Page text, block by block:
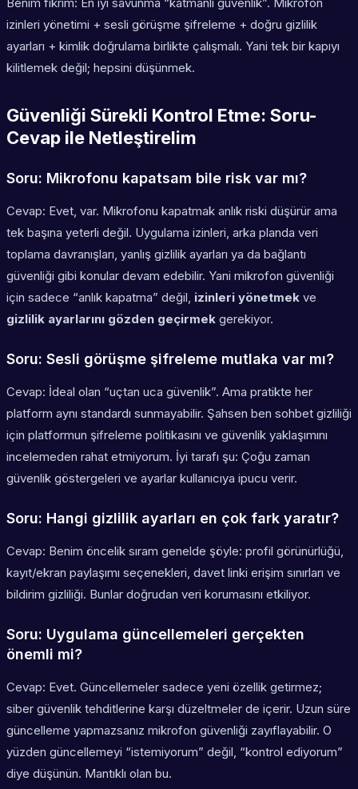
izinleri yönetimi + sesli görüşme şifreleme + doğru gizlilik
ayarları + kimlik doğrulama birlikte çalışmalı. Yani tek bir kapıyı
kilitlemek değil; hepsini düşünmek.
Güvenliği Sürekli Kontrol Etme: Soru-
Cevap ile Netleştirelim
Soru: Mikrofonu kapatsam bile risk var mı?
Cevap: Evet, var. Mikrofonu kapatmak anlık riski düşürür ama
tek başına yeterli değil. Uygulama izinleri, arka planda veri
toplama davranışları, yanlış gizlilik ayarları ya da bağlantı
güvenliği gibi konular devam edebilir. Yani mikrofon güvenliği
için sadece “anlık kapatma” değil, izinleri yönetmek ve
gizlilik ayarlarını gözden geçirmek gerekiyor.
Soru: Sesli görüşme şifreleme mutlaka var mı?
Cevap: İdeal olan “uçtan uca güvenlik”. Ama pratikte her
platform aynı standardı sunmayabilir. Şahsen ben sohbet gizliliği
için platformun şifreleme politikasını ve güvenlik yaklaşımını
incelemeden rahat etmiyorum. İyi tarafı şu: Çoğu zaman
güvenlik göstergeleri ve ayarlar kullanıcıya ipucu verir.
Soru: Hangi gizlilik ayarları en çok fark yaratır?
Cevap: Benim öncelik sıram genelde şöyle: profil görünürlüğü,
kayıt/ekran paylaşımı seçenekleri, davet linki erişim sınırları ve
bildirim gizliliği. Bunlar doğrudan veri korumasını etkiliyor.
Soru: Uygulama güncellemeleri gerçekten
önemli mi?
Cevap: Evet. Güncellemeler sadece yeni özellik getirmez;
siber güvenlik tehditlerine karşı düzeltmeler de içerir. Uzun süre
güncelleme yapmazsanız mikrofon güvenliği zayıflayabilir. O
yüzden güncellemeyi “istemiyorum” değil, “kontrol ediyorum”
diye düşünün. Mantıklı olan bu.